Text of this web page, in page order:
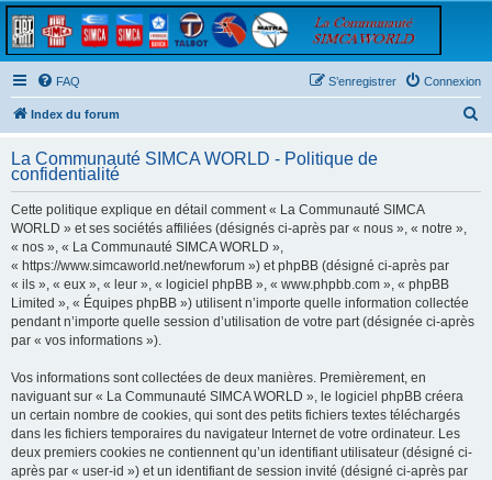
FAQ Connexion
S’enregistrer
Index du forum
h
La Communauté SIMCA WORLD - Politique de
confidentialité
Cette politique explique en détail comment « La Communauté SIMCA
WORLD » et ses sociétés affiliées (désignés ci-après par « nous », « notre »,
« nos », « La Communauté SIMCA WORLD »,
« https://www.simcaworld.net/newforum ») et phpBB (désigné ci-après par
« ils », « eux », « leur », « logiciel phpBB », « www.phpbb.com », « phpBB
Limited », « Équipes phpBB ») utilisent n’importe quelle information collectée
pendant n’importe quelle session d’utilisation de votre part (désignée ci-après
par « vos informations »).
Vos informations sont collectées de deux manières. Premièrement, en
naviguant sur « La Communauté SIMCA WORLD », le logiciel phpBB créera
un certain nombre de cookies, qui sont des petits fichiers textes téléchargés
dans les fichiers temporaires du navigateur Internet de votre ordinateur. Les
deux premiers cookies ne contiennent qu’un identifiant utilisateur (désigné ci-
après par « user-id ») et un identifiant de session invité (désigné ci-après par